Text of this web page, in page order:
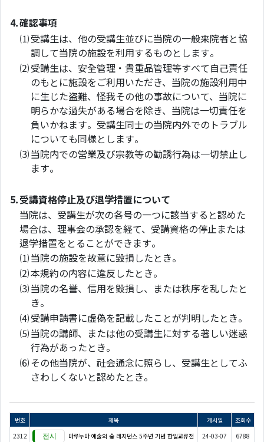
4.確認事項
⑴受講生は、他の受講生並びに当院の一般来院者と協
調して当院の施設を利用するものとします。
⑵受講生は、安全管理・貴重品管理等すべて自己責任
のもとに施設をご利用いただき、当院の施設利用中
に生じた盗難、怪我その他の事故について、当院に
明らかな過失がある場合を除き、当院は一切責任を
負いかねます。受講生同士の当院内外でのトラブル
についても同様とします。
⑶当院内での営業及び宗教等の勧誘行為は一切禁止し
ます。
5.受講資格停止及び退学措置について
当院は、受講生が次の各号の一つに該当すると認めた
場合は、理事会の承認を経て、受講資格の停止または
退学措置をとることができます。
⑴当院の施設を故意に毀損したとき。
⑵本規約の内容に違反したとき。
⑶当院の名誉、信用を毀損し、または秩序を乱したと
き。
⑷受講申請書に虚偽を記載したことが判明したとき。
⑸当院の講師、または他の受講生に対する著しい迷惑
行為があったとき。
⑹その他当院が、社会通念に照らし、受講生としてふ
さわしくないと認めたとき。
번호 제목 게시일
조회수
2312
마루누마 예술의 숲 레지던스 5주년 기념 한일교류전 24-03-07 6788